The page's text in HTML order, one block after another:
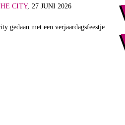
CITY, 27 JUNI 2026
gedaan met een verjaardagsfeestje